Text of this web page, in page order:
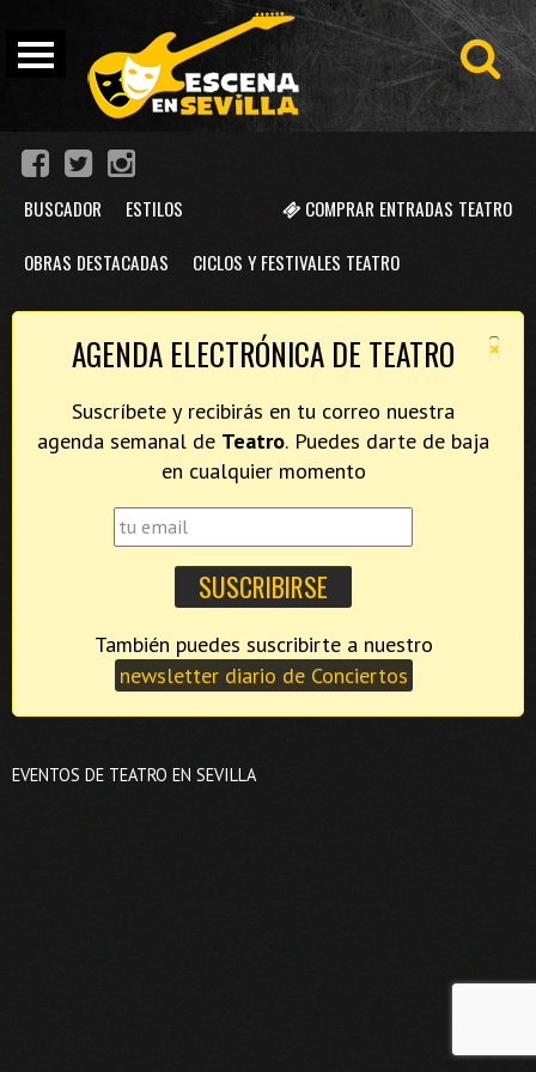
COMPRAR ENTRADAS TEATRO
BUSCADOR ESTILOS
OBRAS DESTACADAS CICLOS Y FESTIVALES TEATRO
×
AGENDA ELECTRÓNICA DE TEATRO
Suscríbete y recibirás en tu correo nuestra
agenda semanal de Teatro. Puedes darte de baja
en cualquier momento
newsletter diario de Conciertos
EVENTOS DE TEATRO EN SEVILLA